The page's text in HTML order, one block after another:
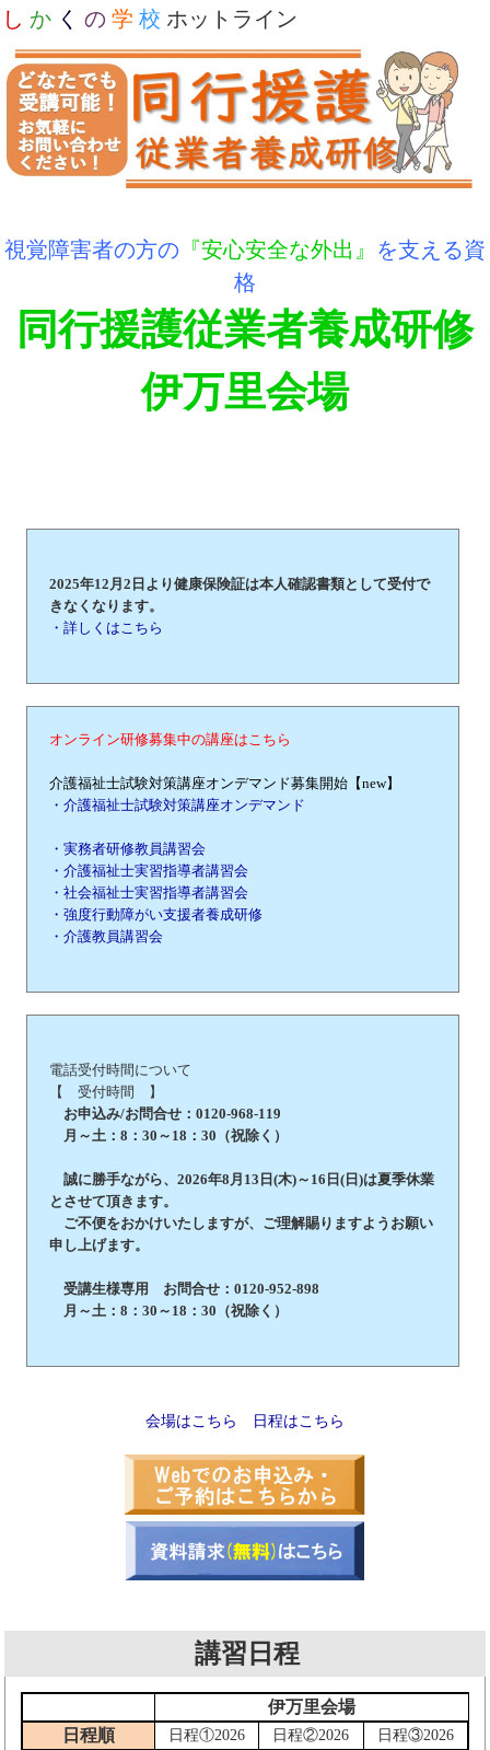
し か く の 学 校 ホットライン
視覚障害者の方の 『安心安全な外出』 を支える資
格
同行援護従業者養成研修
伊万里会場
2025年12月2日より健康保険証は本人確認書類として受付で
きなくなります。
・詳しくはこちら
オンライン研修募集中の講座はこちら
介護福祉士試験対策講座オンデマンド募集開始【new】
・介護福祉士試験対策講座オンデマンド
・実務者研修教員講習会
・介護福祉士実習指導者講習会
・社会福祉士実習指導者講習会
・強度行動障がい支援者養成研修
・介護教員講習会
電話受付時間について
【 受付時間 】
お申込み/お問合せ：0120-968-119
月～土：8：30～18：30（祝除く）
誠に勝手ながら、2026年8月13日(木)～16日(日)は夏季休業
とさせて頂きます。
ご不便をおかけいたしますが、ご理解賜りますようお願い
申し上げます。
受講生様専用 お問合せ：0120-952-898
月～土：8：30～18：30（祝除く）
会場はこちら 日程はこちら
講習日程
伊万里会場
日程順
日程①2026 日程②2026 日程③2026